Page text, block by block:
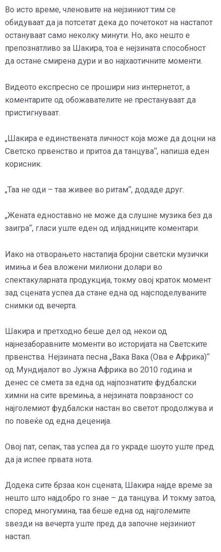
Во исто време, членовите на нејзиниот тим се
обидуваат да ја потсетат дека до почетокот на настапот
остануваат само неколку минути. Но, ако нешто е
препознатливо за Шакира, тоа е нејзината способност
да остане смирена дури и во најхаотичните моменти.
Видеото експресно се прошири низ интернетот, а
коментарите од обожавателите не престануваат да
пристигнуваат.
„Шакира е единствената личност која може да доцни на
Светско првенство и притоа да танцува“, напиша еден
корисник.
„Таа не оди – таа живее во ритам“, додаде друг.
„Жената едноставно не може да слушне музика без да
заигра“, гласи уште еден од илјадниците коментари.
Иако на отворањето настапија бројни светски музички
имиња и беа вложени милиони долари во
спектакуларната продукција, токму овој краток момент
зад сцената успеа да стане една од најсподелуваните
снимки од вечерта.
Шакира и претходно беше дел од некои од
најнезаборавните моменти во историјата на Светските
првенства. Нејзината песна „Вака Вака (Ова е Африка)“
од Мундијалот во Јужна Африка во 2010 година и
денес се смета за една од најпознатите фудбалски
химни на сите времиња, а нејзината поврзаност со
најголемиот фудбалски настан во светот продолжува и
по повеќе од една деценија.
Овој пат, сепак, таа успеа да го украде шоуто уште пред
да ја испее првата нота.
Додека сите брзаа кон сцената, Шакира најде време за
нешто што најдобро го знае – да танцува. И токму затоа,
според многумина, таа беше една од најголемите
ѕвезди на вечерта уште пред да започне нејзиниот
настап.